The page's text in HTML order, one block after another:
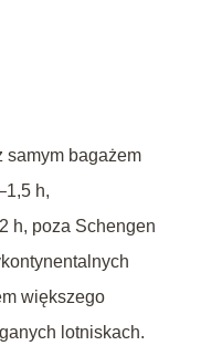
samym bagażem
h,
h, poza Schengen
większego
lotniskach.